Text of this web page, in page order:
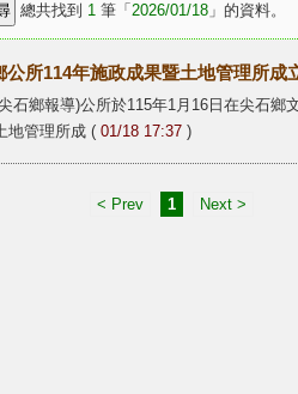
總共找到 1 筆「 2026/01/18 」的資料。
公所114年施政成果暨土地管理所成
石鄉報導)公所於115年1月16日在尖石鄉
地管理所成 ( 01/18 17:37 )
< Prev 1 Next >